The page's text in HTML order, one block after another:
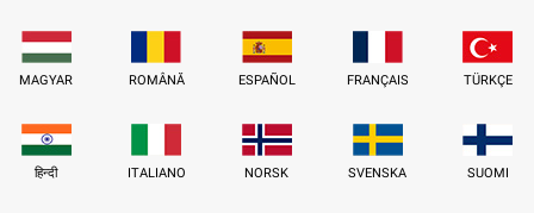
MAGYAR ROMÂNĂ ESPAÑOL FRANÇAIS TÜRKÇE
हिन्दी ITALIANO NORSK SVENSKA SUOMI